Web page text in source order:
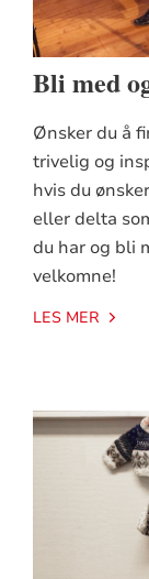
Bli med
Ønsker du å
trivelig og
hvis du
eller delta
du har og bli
velkomne!
LES MER